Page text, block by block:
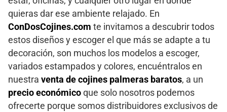
quieras dar ese ambiente relajado. En
ConDosCojines.com te invitamos a descubrir todos
estos diseños y escoger el que más se adapte a tu
decoración, son muchos los modelos a escoger,
variados estampados y colores, encuéntralos en
nuestra venta de cojines palmeras baratos, a un
precio económico que solo nosotros podemos
ofrecerte porque somos distribuidores exclusivos de